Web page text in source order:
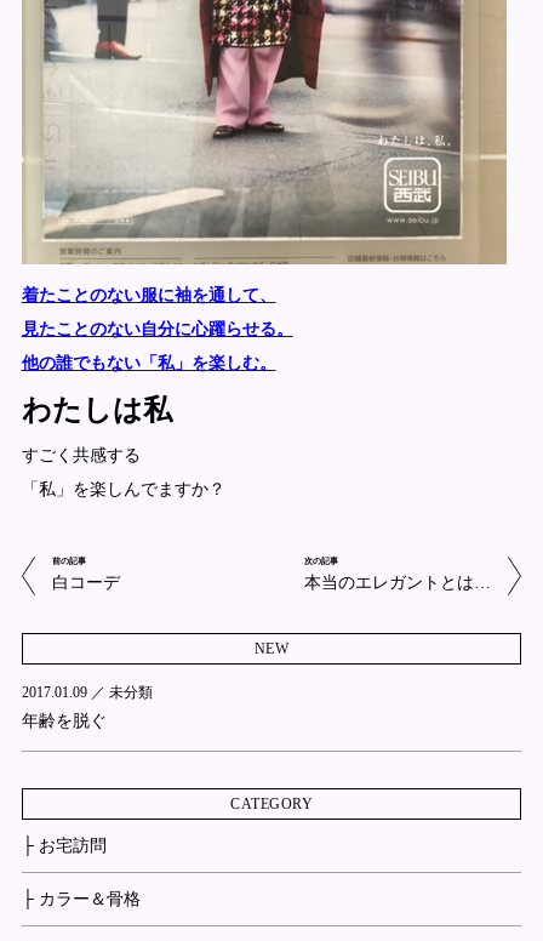
着たことのない服に袖を通して、
見たことのない自分に心躍らせる。
他の誰でもない「私」を楽しむ。
わたしは私
すごく共感する
「私」を楽しんでますか？
前の記事
白コーデ
次の記事
本当のエレガントとは…
NEW
2017.01.09 ／ 未分類
年齢を脱ぐ
CATEGORY
├ お宅訪問
├ カラー＆骨格